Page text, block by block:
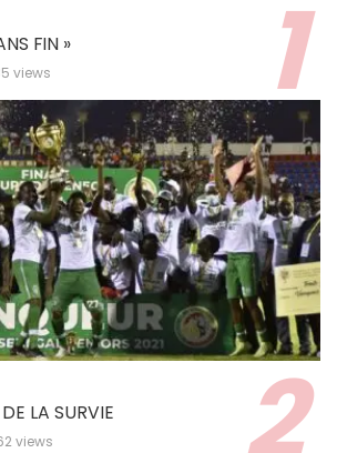
FIN »
views
LA SURVIE
views